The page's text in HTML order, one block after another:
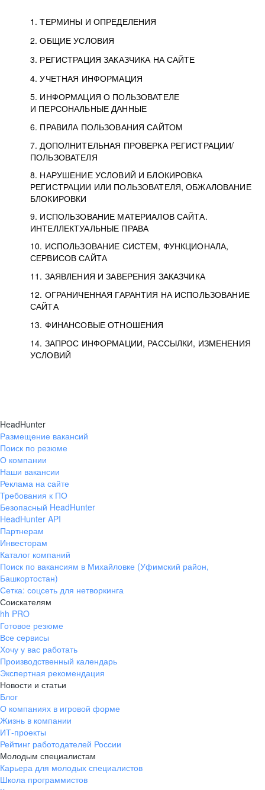
1. ТЕРМИНЫ И ОПРЕДЕЛЕНИЯ
2. ОБЩИЕ УСЛОВИЯ
3. РЕГИСТРАЦИЯ ЗАКАЗЧИКА НА САЙТЕ
4. УЧЕТНАЯ ИНФОРМАЦИЯ
5. ИНФОРМАЦИЯ О ПОЛЬЗОВАТЕЛЕ
И ПЕРСОНАЛЬНЫЕ ДАННЫЕ
6. ПРАВИЛА ПОЛЬЗОВАНИЯ САЙТОМ
7. ДОПОЛНИТЕЛЬНАЯ ПРОВЕРКА РЕГИСТРАЦИИ/
ПОЛЬЗОВАТЕЛЯ
8. НАРУШЕНИЕ УСЛОВИЙ И БЛОКИРОВКА
РЕГИСТРАЦИИ ИЛИ ПОЛЬЗОВАТЕЛЯ, ОБЖАЛОВАНИЕ
БЛОКИРОВКИ
9. ИСПОЛЬЗОВАНИЕ МАТЕРИАЛОВ САЙТА.
ИНТЕЛЛЕКТУАЛЬНЫЕ ПРАВА
10. ИСПОЛЬЗОВАНИЕ СИСТЕМ, ФУНКЦИОНАЛА,
СЕРВИСОВ САЙТА
11. ЗАЯВЛЕНИЯ И ЗАВЕРЕНИЯ ЗАКАЗЧИКА
12. ОГРАНИЧЕННАЯ ГАРАНТИЯ НА ИСПОЛЬЗОВАНИЕ
САЙТА
13. ФИНАНСОВЫЕ ОТНОШЕНИЯ
14. ЗАПРОС ИНФОРМАЦИИ, РАССЫЛКИ, ИЗМЕНЕНИЯ
УСЛОВИЙ
HeadHunter
Размещение вакансий
Поиск по резюме
О компании
Наши вакансии
Реклама на сайте
Требования к ПО
Безопасный HeadHunter
HeadHunter API
Партнерам
Инвесторам
Каталог компаний
Поиск по вакансиям в Михайловке (Уфимский район,
Башкортостан)
Сетка: соцсеть для нетворкинга
Соискателям
hh PRO
Готовое резюме
Все сервисы
Хочу у вас работать
Производственный календарь
Экспертная рекомендация
Новости и статьи
Блог
О компаниях в игровой форме
Жизнь в компании
ИТ-проекты
Рейтинг работодателей России
Молодым специалистам
Карьера для молодых специалистов
Школа программистов